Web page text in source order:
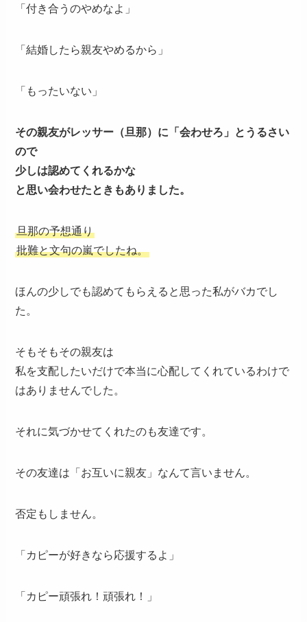
「付き合うのやめなよ」
「結婚したら親友やめるから」
「もったいない」
その親友がレッサー（旦那）に「会わせろ」とうるさい
ので
少しは認めてくれるかな
と思い会わせたときもありました。
旦那の予想通り
批難と文句の嵐でしたね。
ほんの少しでも認めてもらえると思った私がバカでし
た。
そもそもその親友は
私を支配したいだけで本当に心配してくれているわけで
はありませんでした。
それに気づかせてくれたのも友達です。
その友達は「お互いに親友」なんて言いません。
否定もしません。
「カピーが好きなら応援するよ」
「カピー頑張れ！頑張れ！」